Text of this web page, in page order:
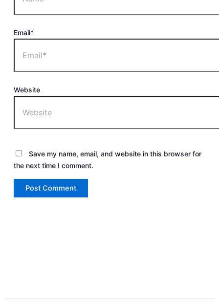
Email*
Website
Save my name, email, and website in this browser for
the next time I comment.